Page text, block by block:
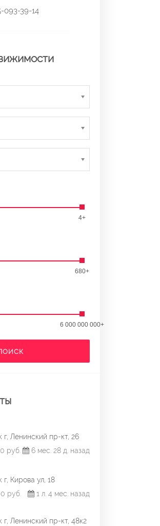
093-39-14
4+
680+
6 000 000 000+
г, Ленинский пр-кт, 26
руб.
6 мес. 28 д. назад
г, Кирова ул, 18
руб.
1 л. 4 мес. назад
г, Ленинский пр-кт, 48к2